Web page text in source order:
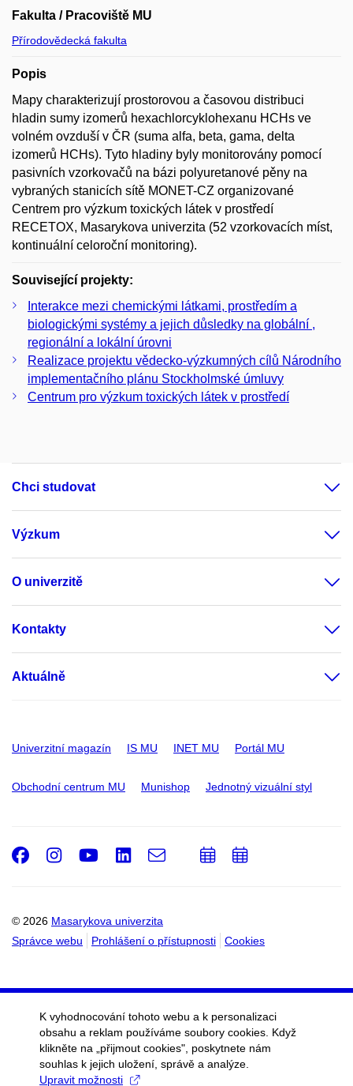
Fakulta / Pracoviště MU
Přírodovědecká fakulta
Popis
Mapy charakterizují prostorovou a časovou distribuci
hladin sumy izomerů hexachlorcyklohexanu HCHs ve
volném ovzduší v ČR (suma alfa, beta, gama, delta
izomerů HCHs). Tyto hladiny byly monitorovány pomocí
pasivních vzorkovačů na bázi polyuretanové pěny na
vybraných stanicích sítě MONET-CZ organizované
Centrem pro výzkum toxických látek v prostředí
RECETOX, Masarykova univerzita (52 vzorkovacích míst,
kontinuální celoroční monitoring).
Související projekty:
Interakce mezi chemickými látkami, prostředím a
biologickými systémy a jejich důsledky na globální ,
regionální a lokální úrovni
Realizace projektu vědecko-výzkumných cílů Národního
implementačního plánu Stockholmské úmluvy
Centrum pro výzkum toxických látek v prostředí
Chci studovat
Výzkum
O univerzitě
Kontakty
Aktuálně
Univerzitní magazín IS MU INET MU Portál MU
Obchodní centrum MU Munishop Jednotný vizuální styl
© 2026 Masarykova univerzita
Správce webu
Prohlášení o přístupnosti Cookies
Facebook
Instagram
Youtube
LinkedIn
e-
Email
PřidatPřidat
K vyhodnocování tohoto webu a k personalizaci
obsahu a reklam používáme soubory cookies. Když
klikněte na „přijmout cookies", poskytnete nám
souhlas k jejich uložení, správě a analýze.
Upravit možnosti